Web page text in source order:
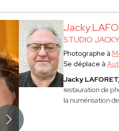
Jacky
STUDIO
Photographe à
Se déplace à
Jacky LAFORET,
restauration de
la numérisation